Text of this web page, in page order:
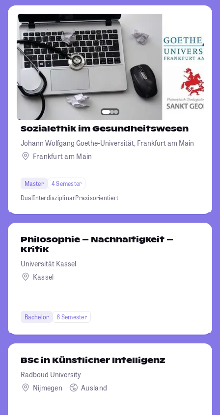
Sozialethik im Gesundheitswesen
Johann Wolfgang Goethe-Universität, Frankfurt am Main
Frankfurt am Main
Master
4 Semester
DualInterdisziplinärPraxisorientiert
Philosophie – Nachhaltigkeit –
Kritik
Universität Kassel
Kassel
Bachelor 6 Semester
BSc in Künstlicher Intelligenz
Radboud University
Nijmegen
Ausland